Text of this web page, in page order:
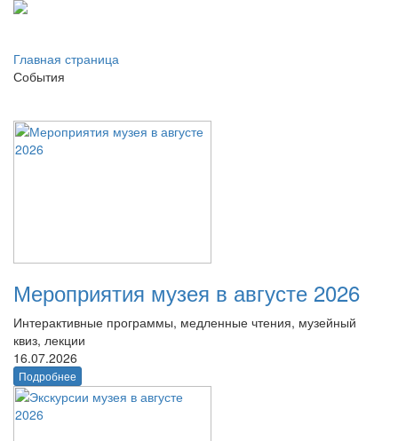
Главная страница
События
Мероприятия музея в августе 2026
Интерактивные программы, медленные чтения, музейный
квиз, лекции
16.07.2026
Подробнее